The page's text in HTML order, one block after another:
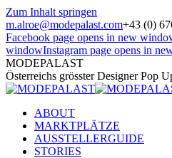
Zum Inhalt springen
m.alroe@modepalast.com+43 (0)
Facebook page opens in new
windowInstagram page opens in
MODEPALAST
Österreichs grösster Designer Pop
ABOUT
MARKTPLÄTZE
AUSSTELLERGUIDE
STORIES